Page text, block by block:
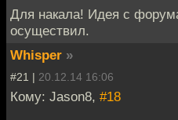
Для накала! Идея с
осуществил.
Whisper »
#21 | 20.12.14 16:06
Кому: Jason8, #18